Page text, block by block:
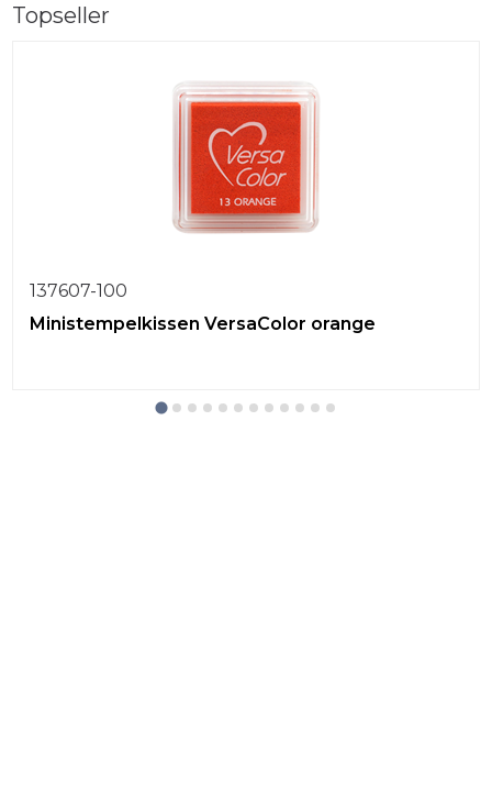
Topseller
137607-100
Ministempelkissen VersaColor orange